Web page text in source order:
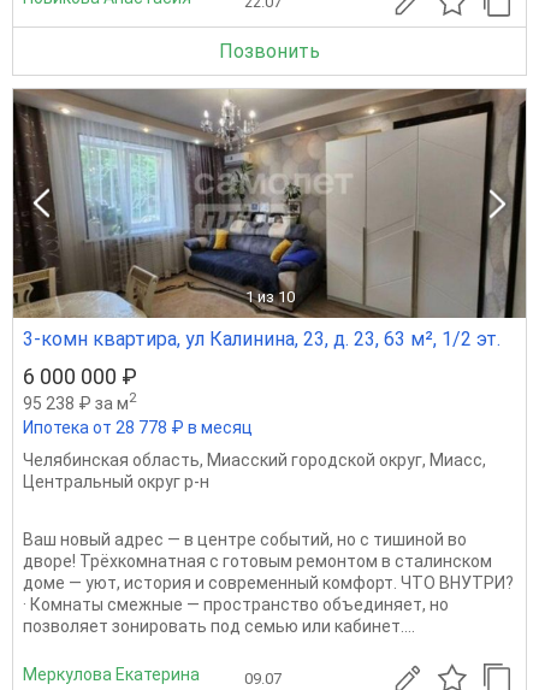
Позвонить
1 из 10
3-комн квартира, ул Калинина, 23, д. 23, 63 м², 1/2 эт.
6 000 000 ₽
95 238 ₽ за м2
Ипотека от 28 778 ₽ в месяц
Челябинская область, Миасский городской округ, Миасс,
Центральный округ р-н
Ваш новый адрес — в центре событий, но с тишиной во
дворе! Трёхкомнатная с готовым ремонтом в сталинском
доме — уют, история и современный комфорт. ЧТО ВНУТРИ?
· Комнаты смежные — пространство объединяет, но
позволяет зонировать под семью или кабинет....
Меркулова Екатерина 09.07